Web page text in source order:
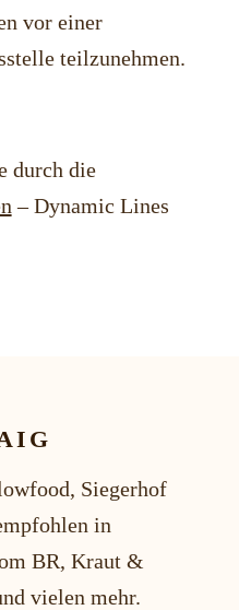
vor einer
teilzunehmen.
durch die
– Dynamic Lines
Siegerhof
in
BR, Kraut &
vielen mehr.